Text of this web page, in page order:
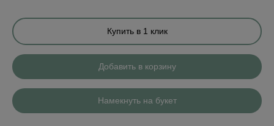
Купить в 1 клик
Добавить в корзину
Намекнуть на букет